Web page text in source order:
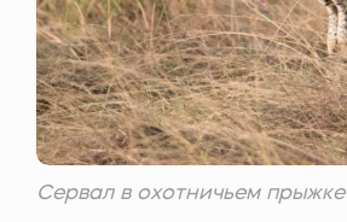
Сервал в охотничьем прыжке